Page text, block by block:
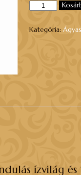
Ágyas
pálinka
0,04
Kategória:
ízvilág